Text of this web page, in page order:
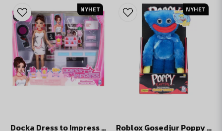
smartphones och spelkonsoler.
Köp dina Roblox leksaker av oss på cobiblocks.se
Docka Dress to Impress Fashion Doll Deluxe Set Lana
NYHET
Roblox Gosedjur Poppy Playtime Deluxe Plush Huggy Wuggy Face-Changing S1
NYHET